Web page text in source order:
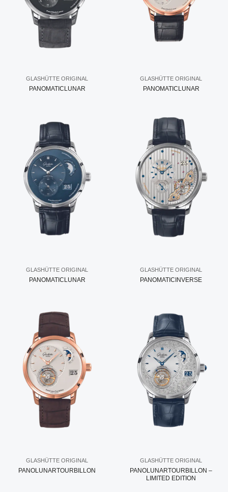
GLASHÜTTE ORIGINAL
PANOMATICLUNAR
GLASHÜTTE ORIGINAL
PANOMATICLUNAR
GLASHÜTTE ORIGINAL
PANOMATICLUNAR
GLASHÜTTE ORIGINAL
PANOMATICINVERSE
GLASHÜTTE ORIGINAL
PANOLUNARTOURBILLON
GLASHÜTTE ORIGINAL
PANOLUNARTOURBILLON –
LIMITED EDITION